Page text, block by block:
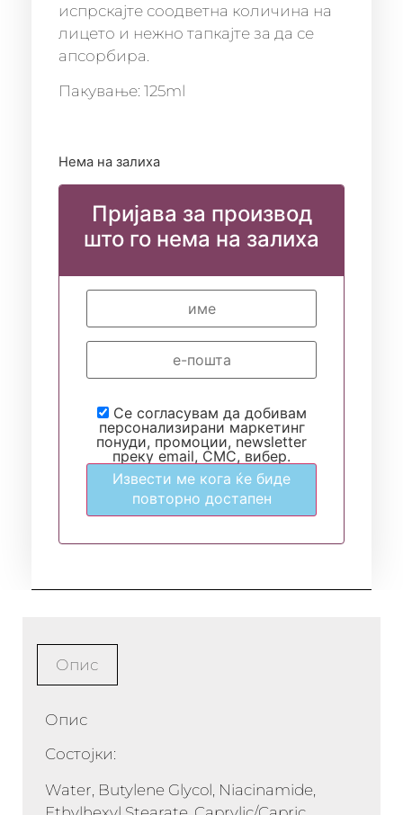
испрскајте соодветна количина на
лицето и нежно тапкајте за да се
апсорбира.
Пакување: 125ml
Нема на залиха
Пријава за производ
што го нема на залиха
Се согласувам да добивам
персонализирани маркетинг
понуди, промоции, newsletter
преку email, СМС, вибер.
Извести ме кога ќе биде
повторно достапен
Опис
Опис
Состојки:
Water, Butylene Glycol, Niacinamide,